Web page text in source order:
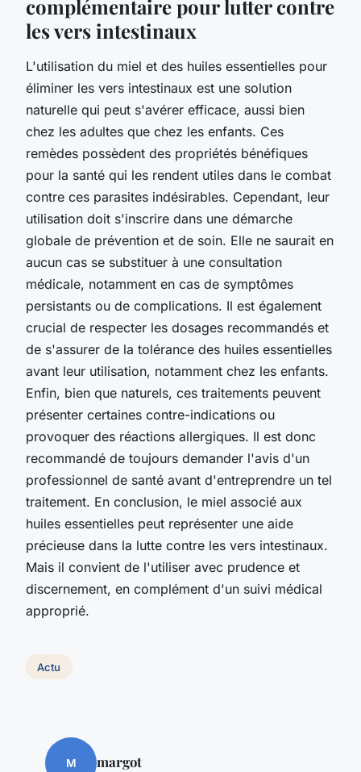
complémentaire pour lutter contre
les vers intestinaux
L'utilisation du miel et des huiles essentielles pour
éliminer les vers intestinaux est une solution
naturelle qui peut s'avérer efficace, aussi bien
chez les adultes que chez les enfants. Ces
remèdes possèdent des propriétés bénéfiques
pour la santé qui les rendent utiles dans le combat
contre ces parasites indésirables. Cependant, leur
utilisation doit s'inscrire dans une démarche
globale de prévention et de soin. Elle ne saurait en
aucun cas se substituer à une consultation
médicale, notamment en cas de symptômes
persistants ou de complications. Il est également
crucial de respecter les dosages recommandés et
de s'assurer de la tolérance des huiles essentielles
avant leur utilisation, notamment chez les enfants.
Enfin, bien que naturels, ces traitements peuvent
présenter certaines contre-indications ou
provoquer des réactions allergiques. Il est donc
recommandé de toujours demander l'avis d'un
professionnel de santé avant d'entreprendre un tel
traitement. En conclusion, le miel associé aux
huiles essentielles peut représenter une aide
précieuse dans la lutte contre les vers intestinaux.
Mais il convient de l'utiliser avec prudence et
discernement, en complément d'un suivi médical
approprié.
Actu
M margot